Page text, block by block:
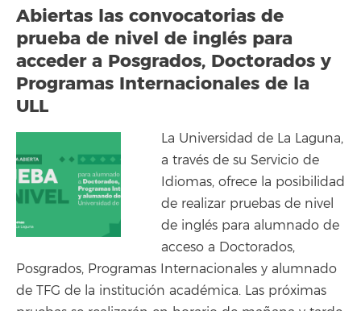
Abiertas las convocatorias de
prueba de nivel de inglés para
acceder a Posgrados, Doctorados y
Programas Internacionales de la
ULL
La Universidad de La Laguna,
a través de su Servicio de
Idiomas, ofrece la posibilidad
de realizar pruebas de nivel
de inglés para alumnado de
acceso a Doctorados,
Posgrados, Programas Internacionales y alumnado
de TFG de la institución académica. Las próximas